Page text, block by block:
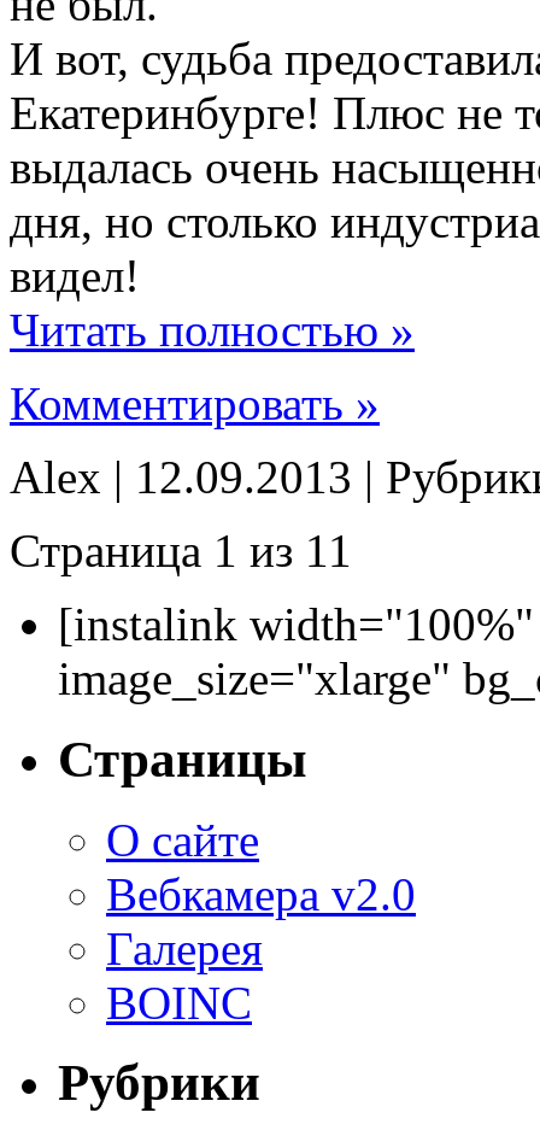
И вот, судьба
Екатеринбурге! Плюс не
выдалась очень
дня, но столько
видел!
Читать полностью »
Комментировать »
Alex | 12.09.2013 |
Страница 1 из 11
[instalink
image_size="xlarge"
Страницы
О сайте
Вебкамера v2.0
Галерея
BOINC
Рубрики